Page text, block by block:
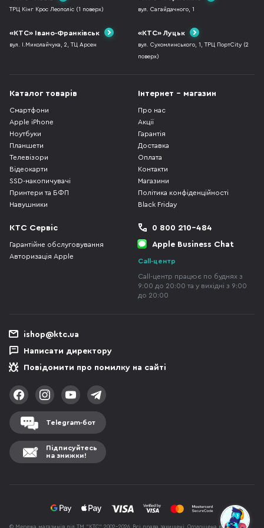
ТРЦ Кінг Крос Леополіс (1 поверх) вул. Сагайдачного, 1
«КТС» Івано-Франківськ
вул. І.Миколайчука, 2, ТЦ Арсен
«КТС» Луцьк
вул. Сухомлинського, 1, ТРЦ ПортCity (2
поверх)
Каталог товарів
Смартфони
Apple iPhone
Ноутбуки
Планшети
Телевізори
Відеокарти
SSD-накопичувачі
Принтери та БФП
Навушники
Інтернет - магазин
Про нас
Акції
Гарантія
Доставка
Оплата
Контакти
Магазини
Політика конфіденційності
Black Friday
КТС Сервіс
Гарантійне обслуговування
Авторизація Apple
0 800 210-484
Apple Business Chat
Call-центр
Call-центр працює по буднях з
9:00 до 20:00 та у вихідні з 9:00
до 20:00
ishop@ktc.ua
Написати директору
Повідомити про помилку на сайті
Telegram-бот
Підписуйтесь
на знижки!